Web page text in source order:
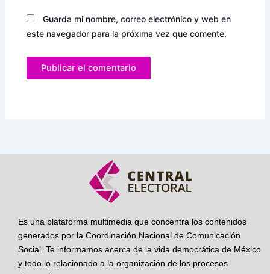
Guarda mi nombre, correo electrónico y web en
este navegador para la próxima vez que comente.
Es una plataforma multimedia que concentra los contenidos
generados por la Coordinación Nacional de Comunicación
Social. Te informamos acerca de la vida democrática de México
y todo lo relacionado a la organización de los procesos